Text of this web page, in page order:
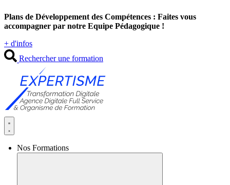
au
contenu
Plans de Développement des Compétences : Faites vous
accompagner par notre Equipe Pédagogique !
+ d'infos
Rechercher une formation
Nos Formations